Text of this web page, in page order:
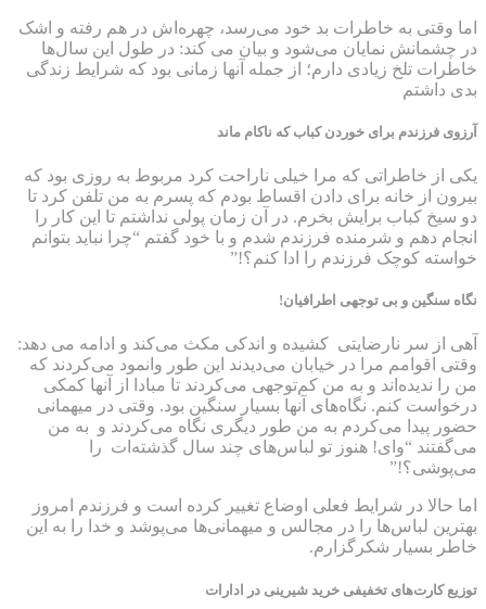
اما وقتی به خاطرات بد خود می‌رسد، چهره‌اش در هم رفته و اشک
در چشمانش نمایان می‌شود و بیان می کند: در طول این سال‌ها
خاطرات تلخ زیادی دارم؛ از جمله آنها زمانی بود که شرایط زندگی
بدی داشتم
آرزوی فرزندم برای خوردن کباب که ناکام ماند
یکی از خاطراتی که مرا خیلی ناراحت کرد مربوط به روزی بود که
بیرون از خانه برای دادن اقساط بودم که پسرم به من تلفن کرد تا
دو سیخ کباب برایش بخرم. در آن زمان پولی نداشتم تا این کار را
انجام دهم و شرمنده فرزندم شدم و با خود گفتم “چرا نباید بتوانم
خواسته کوچک فرزندم را ادا کنم؟!”
نگاه سنگین و بی توجهی اطرافیان!
آهی از سر نارضایتی کشیده و اندکی مکث می‌کند و ادامه می دهد:
وقتی اقوامم مرا در خیابان می‌دیدند این طور وانمود می‌کردند که
من را ندیده‌اند و به من کم‌توجهی می‌کردند تا مبادا از آنها کمکی
درخواست کنم. نگاه‌های آنها بسیار سنگین بود. وقتی در میهمانی
حضور پیدا می‌کردم به من طور دیگری نگاه می‌کردند و به من
می‌گفتند “وای! هنوز تو لباس‌های چند سال گذشته‌ات را
می‌پوشی؟!”
اما حالا در شرایط فعلی اوضاع تغییر کرده است و فرزندم امروز
بهترین لباس‌ها را در مجالس و میهمانی‌ها می‌پوشد و خدا را به این
خاطر بسیار شکرگزارم.
توزیع کارت‌های تخفیفی خرید شیرینی در ادارات